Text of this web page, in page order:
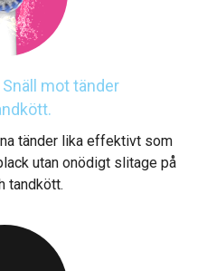
mot tänder
tänder lika effektivt som
utan onödigt slitage på
tandkött.